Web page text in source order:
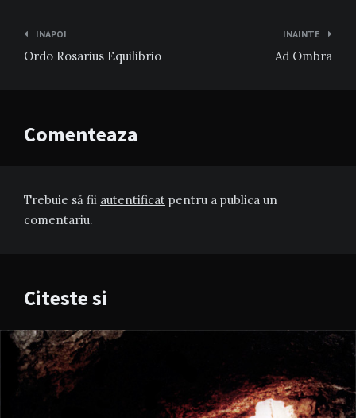
Navigare
în
INAPOI
Ordo Rosarius Equilibrio
INAINTE
Ad Ombra
Comenteaza
Trebuie să fii autentificat pentru a publica un
comentariu.
Citeste si